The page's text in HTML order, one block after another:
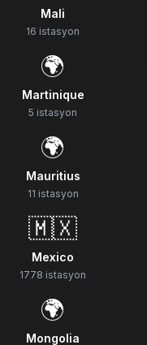
Mali
16 istasyon
🌍
Martinique
5 istasyon
🌍
Mauritius
11 istasyon
🇲🇽
Mexico
1778 istasyon
🌍
Mongolia